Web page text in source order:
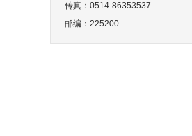
传真：0514-86353537
邮编：225200